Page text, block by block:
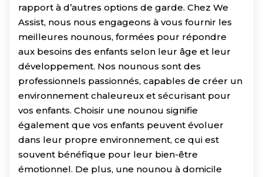
rapport à d’autres options de garde. Chez We
Assist, nous nous engageons à vous fournir les
meilleures nounous, formées pour répondre
aux besoins des enfants selon leur âge et leur
développement. Nos nounous sont des
professionnels passionnés, capables de créer un
environnement chaleureux et sécurisant pour
vos enfants. Choisir une nounou signifie
également que vos enfants peuvent évoluer
dans leur propre environnement, ce qui est
souvent bénéfique pour leur bien-être
émotionnel. De plus, une nounou à domicile